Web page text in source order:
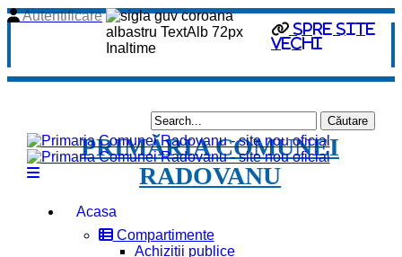
Spre site
vechi
Autentificare
PRIMĂRIA COMUNEI
RADOVANU
Acasa
Compartimente
Achiziții publice